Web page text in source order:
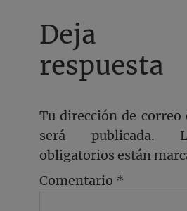
Deja
respuesta
Tu dirección de correo
será publicada.
obligatorios están
Comentario *